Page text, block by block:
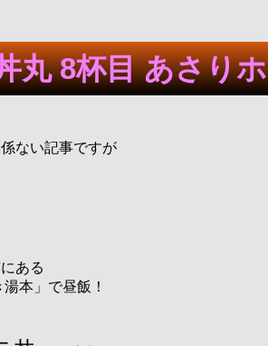
丸 8杯目 あさり
ない記事ですが
ある
本」で昼飯！